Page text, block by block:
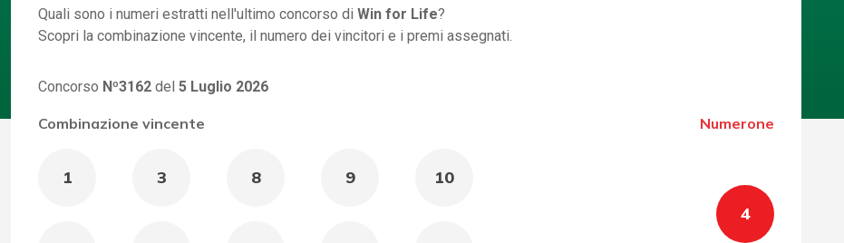
Quali sono i numeri estratti nell'ultimo concorso di Win for Life?
Scopri la combinazione vincente, il numero dei vincitori e i premi assegnati.
Concorso Nº3162 del 5 Luglio 2026
Combinazione vincente Numerone
1 3 8 9 10
4